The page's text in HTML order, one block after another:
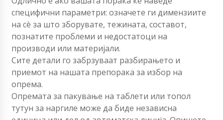
специфични параметри: означете ги димензиите
на сè за што зборувате, тежината, составот,
познатите проблеми и недостатоци на
производи или материјали.
Сите детали го забрзуваат разбирањето и
приемот на нашата препорака за избор на
опрема.
Опремата за пакување на таблети или топол
тутун за наргиле може да биде независна